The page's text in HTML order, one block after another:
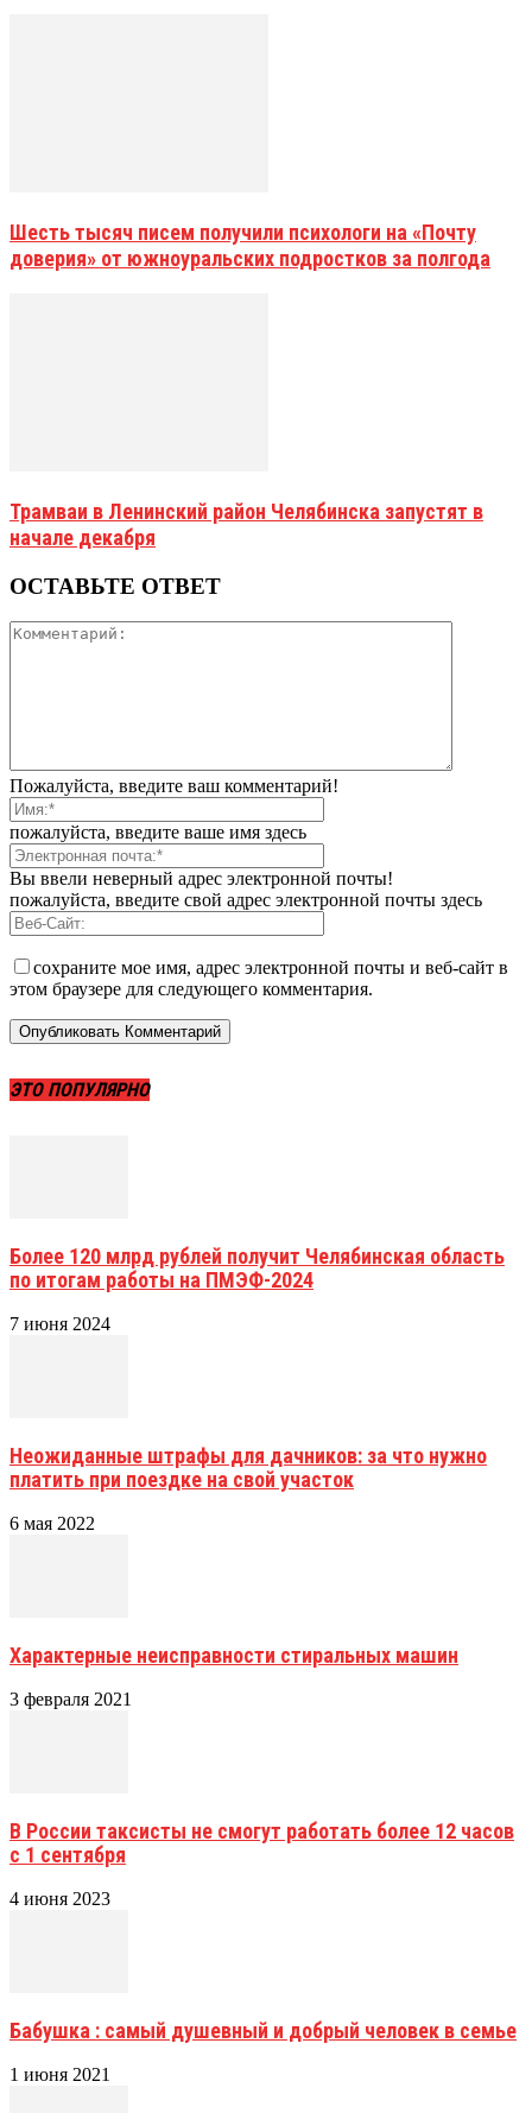
Шесть тысяч писем получили психологи на «Почту
доверия» от южноуральских подростков за полгода
Трамваи в Ленинский район Челябинска запустят в
начале декабря
ОСТАВЬТЕ ОТВЕТ
Пожалуйста, введите ваш комментарий!
пожалуйста, введите ваше имя здесь
Вы ввели неверный адрес электронной почты!
пожалуйста, введите свой адрес электронной почты здесь
сохраните мое имя, адрес электронной почты и веб-сайт в
этом браузере для следующего комментария.
ЭТО ПОПУЛЯРНО
Более 120 млрд рублей получит Челябинская область
по итогам работы на ПМЭФ-2024
7 июня 2024
Неожиданные штрафы для дачников: за что нужно
платить при поездке на свой участок
6 мая 2022
Характерные неисправности стиральных машин
3 февраля 2021
В России таксисты не смогут работать более 12 часов
с 1 сентября
4 июня 2023
Бабушка : самый душевный и добрый человек в семье
1 июня 2021